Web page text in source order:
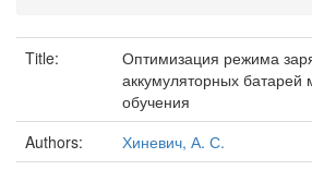
Title:
Оптимизация режима
аккумуляторных
обучения
Authors:
Хиневич, А. С.